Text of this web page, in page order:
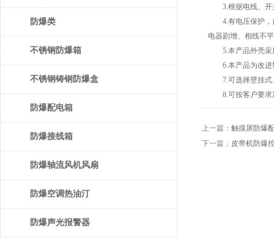
3.根据电线、开关
4.有电压保护，自
电器剧增、相线不
5.本产品外壳采用
6.本产品为改进型
7.可选择壁挂式
8.可按客户要求
上一篇： 触摸屏防爆
下一篇： 皮带机防爆
防爆类
不锈钢防爆箱
不锈钢铸钢防爆盒
防爆配电箱
防爆接线箱
防爆轴流风机风扇
防爆空调热油汀
防爆声光报警器